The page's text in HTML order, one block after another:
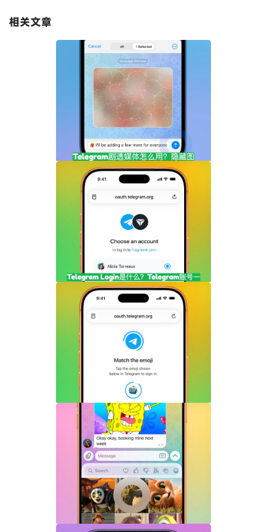
相关文章
频内容完整指南
一键登录功能全面解析
Telegram机器人流式响应功能详解：AI回
复实时生成体验升级